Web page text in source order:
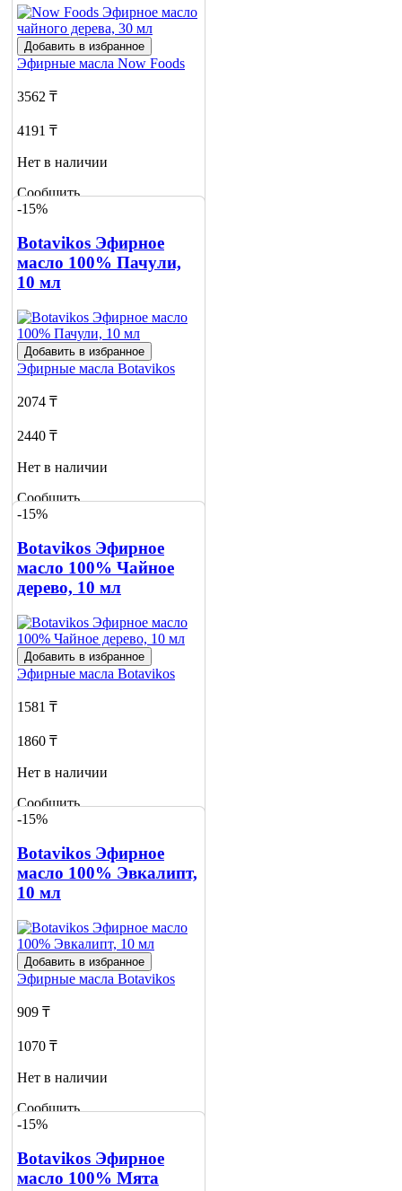
Добавить в избранное
Эфирные масла Now Foods
3562 ₸
4191 ₸
Нет в наличии
Сообщить
о наличии
-15%
Botavikos Эфирное
масло 100% Пачули,
10 мл
Добавить в избранное
Эфирные масла Botavikos
2074 ₸
2440 ₸
Нет в наличии
Сообщить
о наличии
-15%
Botavikos Эфирное
масло 100% Чайное
дерево, 10 мл
Добавить в избранное
Эфирные масла Botavikos
1581 ₸
1860 ₸
Нет в наличии
Сообщить
о наличии
-15%
Botavikos Эфирное
масло 100% Эвкалипт,
10 мл
Добавить в избранное
Эфирные масла Botavikos
909 ₸
1070 ₸
Нет в наличии
Сообщить
о наличии
-15%
Botavikos Эфирное
масло 100% Мята